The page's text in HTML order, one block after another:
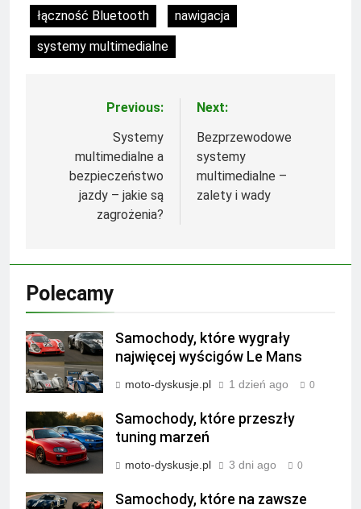
łączność Bluetooth
nawigacja
systemy multimedialne
NawigacjaPrevious:
Systemy
multimedialne a
bezpieczeństwo
jazdy – jakie są
zagrożenia?
Next:
Bezprzewodowe
systemy
multimedialne –
zalety i wady
Polecamy
Samochody, które wygrały
najwięcej wyścigów Le Mans
moto-dyskusje.pl 1 dzień ago 0
Samochody, które przeszły
tuning marzeń
moto-dyskusje.pl 3 dni ago 0
Samochody, które na zawsze